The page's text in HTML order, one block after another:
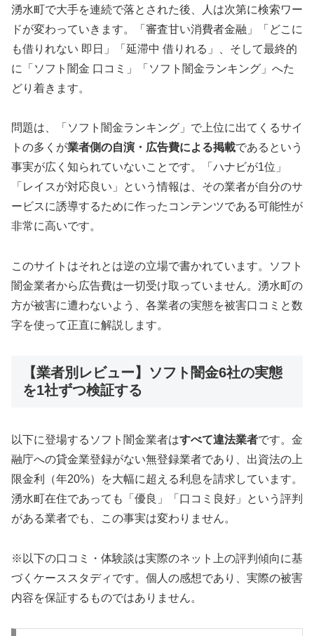
湧水町で大手を連続で落とされた後、人は次第に検索ワー
ドが変わっていきます。「審査甘い消費者金融」「どこに
も借りれない 即日」「延滞中 借りれる」、そして最終的
に「ソフト闇金 口コミ」「ソフト闇金ランキング」へた
どり着きます。
問題は、「ソフト闇金ランキング」で上位に出てくるサイ
トの多くが業者側の自演・広告費による掲載であるという
事実が広く知られていないことです。「ハナビが1位」
「レイスが対応良い」という情報は、その業者が自分のサ
ービスに誘導するために作ったコンテンツである可能性が
非常に高いです。
このサイトはそれとは逆の立場で書かれています。ソフト
闇金業者から広告費は一切受け取っていません。湧水町の
方が被害に遭わないよう、各業者の実態を被害口コミと数
字を使って正直に解説します。
【業者別レビュー】ソフト闇金6社の実態
を1社ずつ検証する
以下に登場するソフト闇金業者はすべて違法業者です。金
融庁への貸金業登録がない無登録業者であり、出資法の上
限金利（年20%）を大幅に超える利息を請求しています。
湧水町在住であっても「優良」「口コミ良好」という評判
がある業者でも、この事実は変わりません。
※以下の口コミ・体験談は実際のネット上の評判傾向に基
づくケーススタディです。個人の感想であり、実際の被害
内容を保証するものではありません。